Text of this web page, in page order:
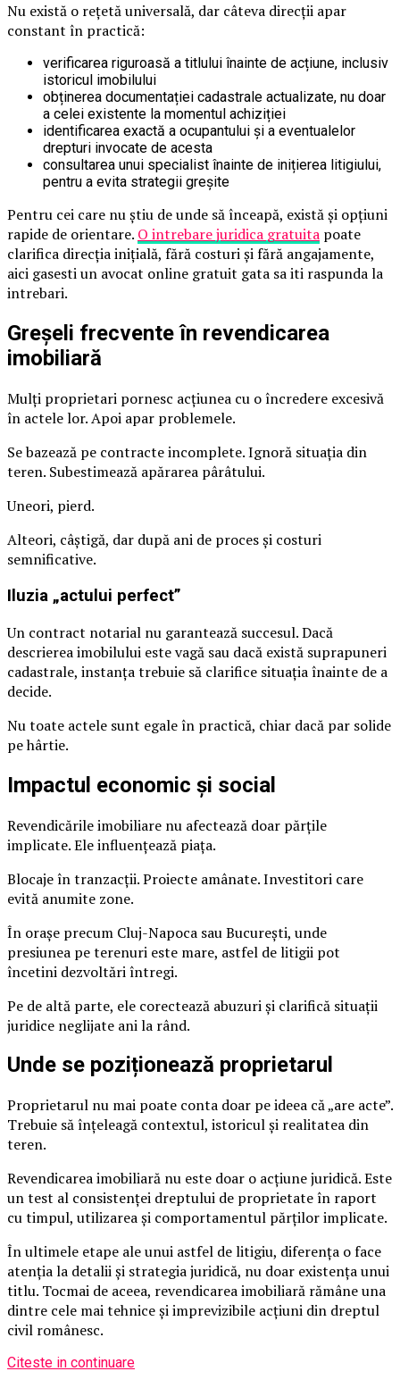
Nu există o rețetă universală, dar câteva direcții apar
constant în practică:
verificarea riguroasă a titlului înainte de acțiune, inclusiv
istoricul imobilului
obținerea documentației cadastrale actualizate, nu doar
a celei existente la momentul achiziției
identificarea exactă a ocupantului și a eventualelor
drepturi invocate de acesta
consultarea unui specialist înainte de inițierea litigiului,
pentru a evita strategii greșite
Pentru cei care nu știu de unde să înceapă, există și opțiuni
rapide de orientare. O intrebare juridica gratuita poate
clarifica direcția inițială, fără costuri și fără angajamente,
aici gasesti un avocat online gratuit gata sa iti raspunda la
intrebari.
Greșeli frecvente în revendicarea
imobiliară
Mulți proprietari pornesc acțiunea cu o încredere excesivă
în actele lor. Apoi apar problemele.
Se bazează pe contracte incomplete. Ignoră situația din
teren. Subestimează apărarea pârâtului.
Uneori, pierd.
Alteori, câștigă, dar după ani de proces și costuri
semnificative.
Iluzia „actului perfect”
Un contract notarial nu garantează succesul. Dacă
descrierea imobilului este vagă sau dacă există suprapuneri
cadastrale, instanța trebuie să clarifice situația înainte de a
decide.
Nu toate actele sunt egale în practică, chiar dacă par solide
pe hârtie.
Impactul economic și social
Revendicările imobiliare nu afectează doar părțile
implicate. Ele influențează piața.
Blocaje în tranzacții. Proiecte amânate. Investitori care
evită anumite zone.
În orașe precum Cluj-Napoca sau București, unde
presiunea pe terenuri este mare, astfel de litigii pot
încetini dezvoltări întregi.
Pe de altă parte, ele corectează abuzuri și clarifică situații
juridice neglijate ani la rând.
Unde se poziționează proprietarul
Proprietarul nu mai poate conta doar pe ideea că „are acte”.
Trebuie să înțeleagă contextul, istoricul și realitatea din
teren.
Revendicarea imobiliară nu este doar o acțiune juridică. Este
un test al consistenței dreptului de proprietate în raport
cu timpul, utilizarea și comportamentul părților implicate.
În ultimele etape ale unui astfel de litigiu, diferența o face
atenția la detalii și strategia juridică, nu doar existența unui
titlu. Tocmai de aceea, revendicarea imobiliară rămâne una
dintre cele mai tehnice și imprevizibile acțiuni din dreptul
civil românesc.
Citeste in continuare